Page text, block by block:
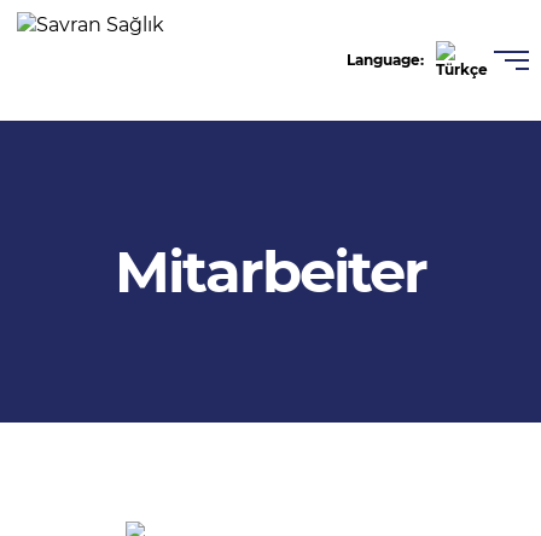
Language:
Deutsche
Mitarbeiter